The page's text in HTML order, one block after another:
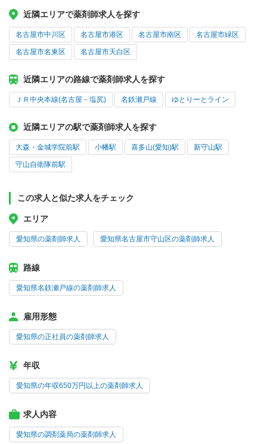
近隣エリアで薬剤師求人を探す
名古屋市中川区 名古屋市港区 名古屋市南区 名古屋市緑区
名古屋市名東区 名古屋市天白区
近隣エリアの路線で薬剤師求人を探す
ＪＲ中央本線(名古屋－塩尻) 名鉄瀬戸線 ゆとりーとライン
近隣エリアの駅で薬剤師求人を探す
大森・金城学院前駅 小幡駅 喜多山(愛知)駅 新守山駅
守山自衛隊前駅
この求人と似た求人をチェック
エリア
愛知県の薬剤師求人 愛知県名古屋市守山区の薬剤師求人
路線
愛知県名鉄瀬戸線の薬剤師求人
雇用形態
愛知県の正社員の薬剤師求人
年収
愛知県の年収650万円以上の薬剤師求人
求人内容
愛知県の調剤薬局の薬剤師求人